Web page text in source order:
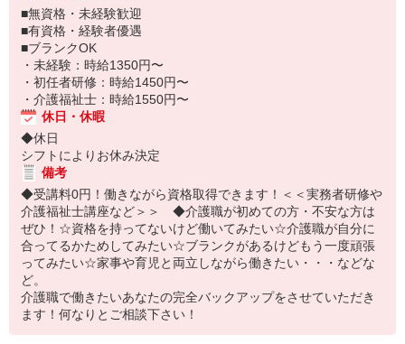
■無資格・未経験歓迎
■有資格・経験者優遇
■ブランクOK
・未経験：時給1350円〜
・初任者研修：時給1450円〜
・介護福祉士：時給1550円〜
休日・休暇
◆休日
シフトによりお休み決定
備考
◆受講料0円！働きながら資格取得できます！＜＜実務者研修や
介護福祉士講座など＞＞ ◆介護職が初めての方・不安な方は
ぜひ！☆資格を持ってないけど働いてみたい☆介護職が自分に
合ってるかためしてみたい☆ブランクがあるけどもう一度頑張
ってみたい☆家事や育児と両立しながら働きたい・・・などな
ど。
介護職で働きたいあなたの完全バックアップをさせていただき
ます！何なりとご相談下さい！